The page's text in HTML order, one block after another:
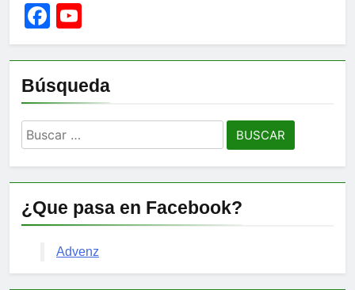
Facebook
Channel
Búsqueda
Buscar:
¿Que pasa en Facebook?
Advenz